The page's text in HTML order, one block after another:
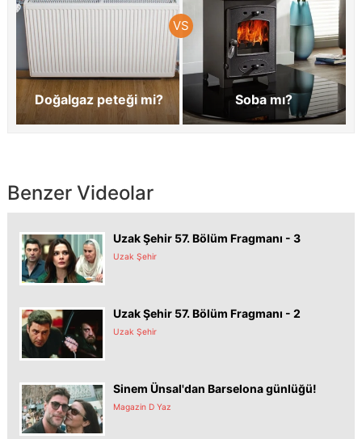
Doğalgaz peteği mi? Soba mı?
Benzer Videolar
Uzak Şehir 57. Bölüm Fragmanı - 3
Uzak Şehir
Uzak Şehir 57. Bölüm Fragmanı - 2
Uzak Şehir
Sinem Ünsal'dan Barselona günlüğü!
Magazin D Yaz